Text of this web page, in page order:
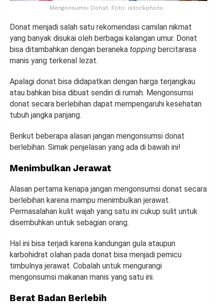
Mengonsumsi Donat. Foto: istockphoto
Donat menjadi salah satu rekomendasi camilan nikmat
yang banyak disukai oleh berbagai kalangan umur. Donat
bisa ditambahkan dengan beraneka topping bercitarasa
manis yang terkenal lezat.
Apalagi donat bisa didapatkan dengan harga terjangkau
atau bahkan bisa dibuat sendiri di rumah. Mengonsumsi
donat secara berlebihan dapat mempengaruhi kesehatan
tubuh jangka panjang.
Berikut beberapa alasan jangan mengonsumsi donat
berlebihan. Simak penjelasan yang ada di bawah ini!
Menimbulkan Jerawat
Alasan pertama kenapa jangan mengonsumsi donat secara
berlebihan karena mampu menimbulkan jerawat.
Permasalahan kulit wajah yang satu ini cukup sulit untuk
disembuhkan untuk sebagian orang.
Hal ini bisa terjadi karena kandungan gula ataupun
karbohidrat olahan pada donat bisa menjadi pemicu
timbulnya jerawat. Cobalah untuk mengurangi
mengonsumsi makanan manis yang satu ini.
Berat Badan Berlebih